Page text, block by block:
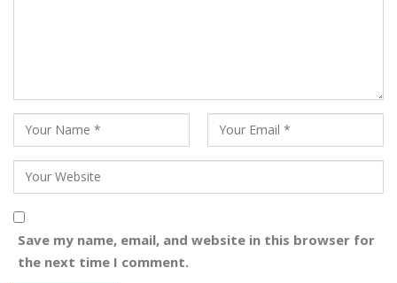
Save my name, email, and website in this browser for
the next time I comment.